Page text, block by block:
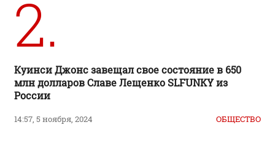
2.
Куинси Джонс завещал свое состояние в 650
млн долларов Славе Лещенко SLFUNKY из
России
14:57, 5 ноября, 2024 ОБЩЕСТВО